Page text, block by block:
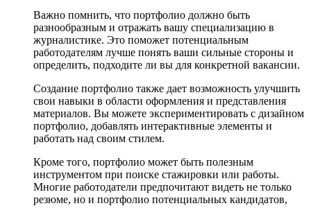
Важно помнить, что портфолио должно быть
разнообразным и отражать вашу специализацию в
журналистике. Это поможет потенциальным
работодателям лучше понять ваши сильные стороны и
определить, подходите ли вы для конкретной вакансии.
Создание портфолио также дает возможность улучшить
свои навыки в области оформления и представления
материалов. Вы можете экспериментировать с дизайном
портфолио, добавлять интерактивные элементы и
работать над своим стилем.
Кроме того, портфолио может быть полезным
инструментом при поиске стажировки или работы.
Многие работодатели предпочитают видеть не только
резюме, но и портфолио потенциальных кандидатов,